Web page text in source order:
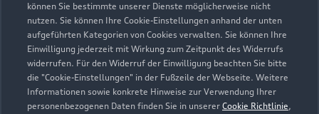
können Sie bestimmte unserer Dienste möglicherweise nicht
nutzen. Sie können Ihre Cookie-Einstellungen anhand der unten
aufgeführten Kategorien von Cookies verwalten. Sie können Ihre
Einwilligung jederzeit mit Wirkung zum Zeitpunkt des Widerrufs
widerrufen. Für den Widerruf der Einwilligung beachten Sie bitte
die "Cookie-Einstellungen" in der Fußzeile der Webseite. Weitere
Informationen sowie konkrete Hinweise zur Verwendung Ihrer
personenbezogenen Daten finden Sie in unserer Cookie Richtlinie,
Übernahme der Kosten bis zu 35 Euro für Ersatzmobilität (z.B.
Mietwagen). Der Partner entscheidet über die Art der
Ersatzmobilität. Die Ersatzmobilität gilt nur in
Zusammenhang mit Leistungen, die durch die Dienstleistung
abgedeckt werden. Sie wird für einen Tag je Wartung oder
Inspektion gewährt.